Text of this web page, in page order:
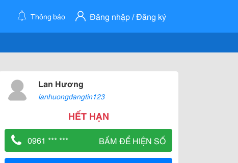
Thông báo Đăng nhập / Đăng ký
Lan Hương
lanhuongdangtin123
HẾT HẠN
0961 *** *** BẤM ĐỂ HIỆN SỐ